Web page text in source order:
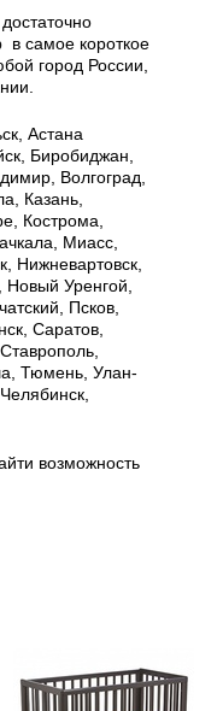
самое короткое
город России,
Астана
Биробиджан,
Волгоград,
Казань,
Кострома,
Миасс,
Нижневартовск,
Уренгой,
Псков,
Саратов,
Тюмень, Улан-
возможность